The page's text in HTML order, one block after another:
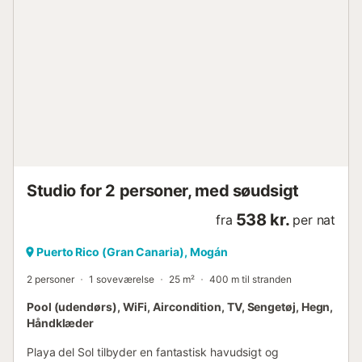
Studio for 2 personer, med søudsigt
fra 538 kr. per nat
Puerto Rico (Gran Canaria), Mogán
2 personer 1 soveværelse 25 m² 400 m til stranden
Pool (udendørs), WiFi, Aircondition, TV, Sengetøj, Hegn,
Håndklæder
Playa del Sol tilbyder en fantastisk havudsigt og